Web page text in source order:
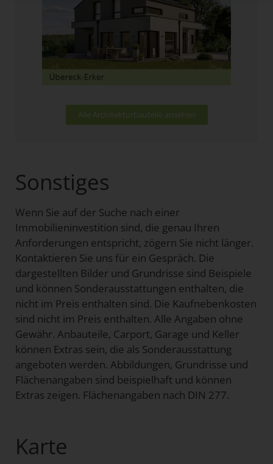
Alle Architekturbauteile ansehen
Sonstiges
Wenn Sie auf der Suche nach einer
Immobilieninvestition sind, die genau Ihren
Anforderungen entspricht, zögern Sie nicht länger.
Kontaktieren Sie uns für ein Gespräch. Die
dargestellten Bilder und Grundrisse sind Beispiele
und können Sonderausstattungen enthalten, die
nicht im Preis enthalten sind. Die Kaufnebenkosten
sind nicht im Preis enthalten. Alle Angaben ohne
Gewähr. Anbauteile, Carport, Garage und Keller
können Extras sein, die als Sonderausstattung
angeboten werden. Abbildungen, Grundrisse und
Flächenangaben sind beispielhaft und können
Extras zeigen. Flächenangaben nach DIN 277.
Karte